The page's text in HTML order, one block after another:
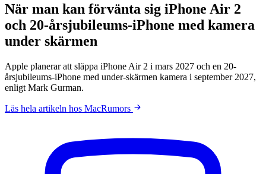
När man kan förvänta sig iPhone Air 2
och 20-årsjubileums-iPhone med kamera
under skärmen
Apple planerar att släppa iPhone Air 2 i mars 2027 och en 20-
årsjubileums-iPhone med under-skärmen kamera i september 2027,
enligt Mark Gurman.
Läs hela artikeln hos MacRumors